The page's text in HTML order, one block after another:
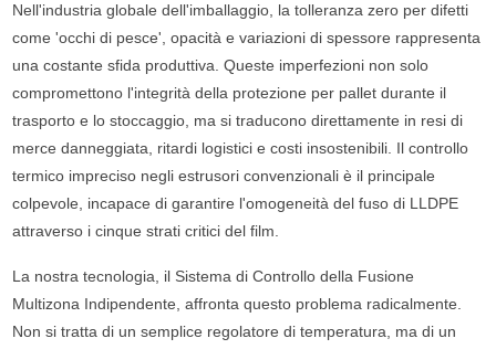
Nell'industria globale dell'imballaggio, la tolleranza zero per difetti
come 'occhi di pesce', opacità e variazioni di spessore rappresenta
una costante sfida produttiva. Queste imperfezioni non solo
compromettono l'integrità della protezione per pallet durante il
trasporto e lo stoccaggio, ma si traducono direttamente in resi di
merce danneggiata, ritardi logistici e costi insostenibili. Il controllo
termico impreciso negli estrusori convenzionali è il principale
colpevole, incapace di garantire l'omogeneità del fuso di LLDPE
attraverso i cinque strati critici del film.
La nostra tecnologia, il Sistema di Controllo della Fusione
Multizona Indipendente, affronta questo problema radicalmente.
Non si tratta di un semplice regolatore di temperatura, ma di un